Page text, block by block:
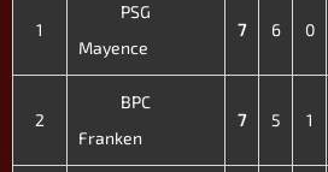
1
PSG
Mayence
7 6 0
2
BPC
Franken
7 5 1